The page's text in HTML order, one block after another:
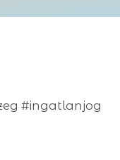
#ingatlanjog